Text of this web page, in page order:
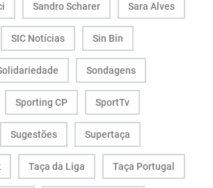
Sandro Scharer Sara Alves
SIC Notícias Sin Bin
Sondagens
Sporting CP SportTv
Sugestões Supertaça
Taça da Liga Taça Portugal